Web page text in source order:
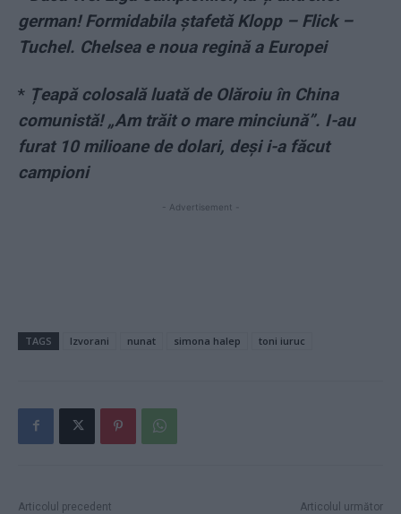
german! Formidabila ștafetă Klopp – Flick –
Tuchel. Chelsea e noua regină a Europei
* Țeapă colosală luată de Olăroiu în China
comunistă! „Am trăit o mare minciună”. I-au
furat 10 milioane de dolari, deși i-a făcut
campioni
- Advertisement -
TAGS Izvorani nunat simona halep toni iuruc
Articolul precedent Articolul următor